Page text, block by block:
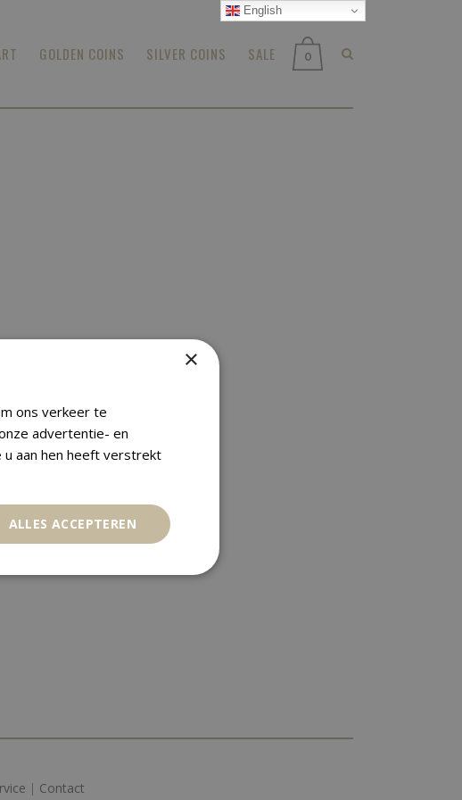
0
GOLDEN COINS SILVER COINS SALE
| Contact
English
×
ons verkeer te
advertentie- en
u aan hen heeft verstrekt
ALLES ACCEPTEREN